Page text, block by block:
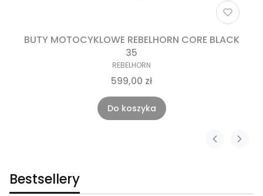
BUTY MOTOCYKLOWE REBELHORN CORE BLACK
35
REBELHORN
599,00 zł
Do koszyka
Bestsellery